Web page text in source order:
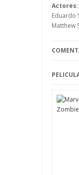
Actores
Eduardo
Matthew